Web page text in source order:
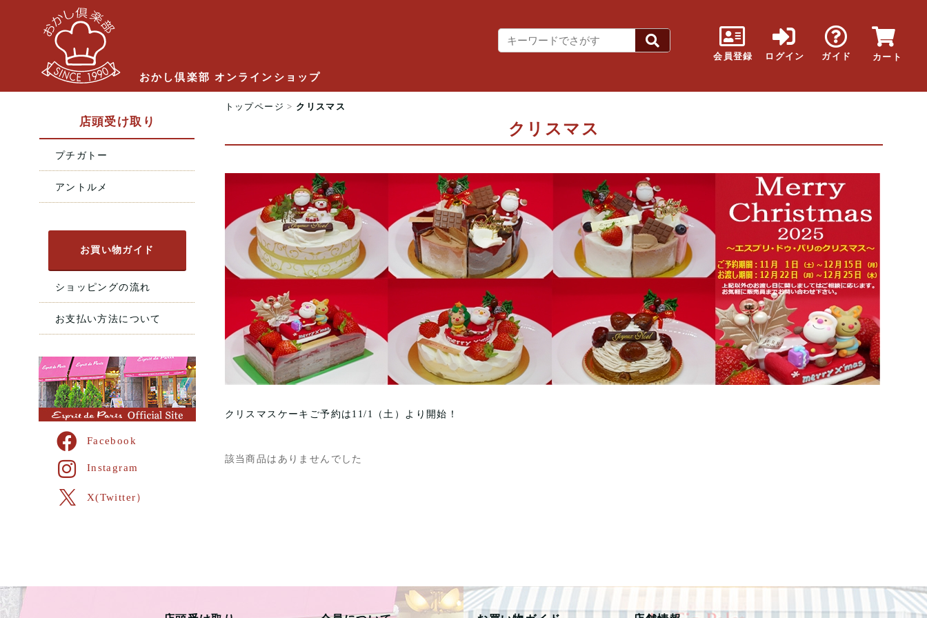
会員登録 ログイン ガイド カート
おかし倶楽部 オンラインショップ
店頭受け取り
プチガトー
アントルメ
お買い物ガイド
ショッピングの流れ
お支払い方法について
Facebook
Instagram
X(Twitter）
トップページ > クリスマス
クリスマス
クリスマスケーキご予約は11/1（土）より開始！
該当商品はありませんでした